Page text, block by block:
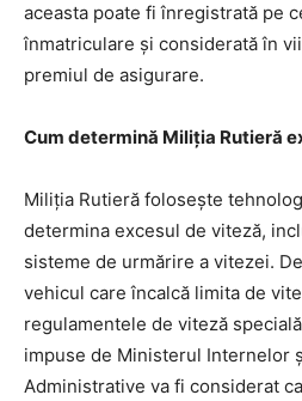
aceasta poate fi înregistrată pe
înmatriculare și considerată în
premiul de asigurare.
Cum determină Miliția Rutieră
Miliția Rutieră folosește
determina excesul de viteză,
sisteme de urmărire a vitezei.
vehicul care încalcă limita de
regulamentele de viteză
impuse de Ministerul Internelor
Administrative va fi considerat